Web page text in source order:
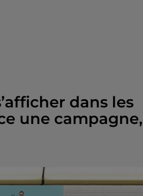
dans les
une campagne,